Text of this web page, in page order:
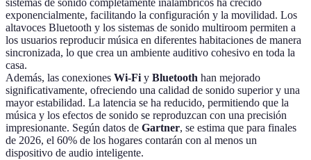
sistemas de sonido completamente inalámbricos ha crecido
exponencialmente, facilitando la configuración y la movilidad. Los
altavoces Bluetooth y los sistemas de sonido multiroom permiten a
los usuarios reproducir música en diferentes habitaciones de manera
sincronizada, lo que crea un ambiente auditivo cohesivo en toda la
casa.
Además, las conexiones Wi-Fi y Bluetooth han mejorado
significativamente, ofreciendo una calidad de sonido superior y una
mayor estabilidad. La latencia se ha reducido, permitiendo que la
música y los efectos de sonido se reproduzcan con una precisión
impresionante. Según datos de Gartner, se estima que para finales
de 2026, el 60% de los hogares contarán con al menos un
dispositivo de audio inteligente.